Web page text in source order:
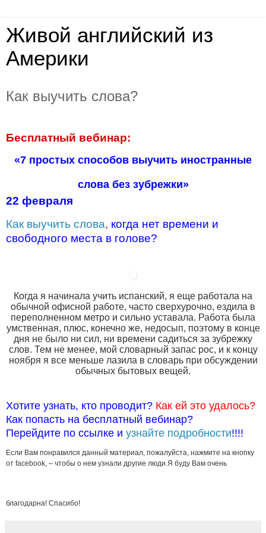
Живой английский из
Америки
Как выучить слова?
Бесплатный вебинар:
«7 простых способов выучить иностранные
слова без зубрежки»
22 февраля
Как выучить слова, когда нет времени и
свободного места в голове?
Когда я начинала учить испанский, я еще работала на
обычной офисной работе, часто сверхурочно, ездила в
переполненном метро и сильно уставала. Работа была
умственная, плюс, конечно же, недосып, поэтому в конце
дня не было ни сил, ни времени садиться за зубрежку
слов. Тем не менее, мой словарный запас рос, и к концу
ноября я все меньше лазила в словарь при обсуждении
обычных бытовых вещей.
Хотите узнать, кто проводит? Как ей это удалось?
Как попасть на бесплатный вебинар?
Перейдите по ссылке и узнайте подробности!!!!
Если Вам понравился данный материал, пожалуйста, нажмите на кнопку
от facebook, – чтобы о нем узнали другие люди.Я буду Вам очень
благодарна! Спасибо!